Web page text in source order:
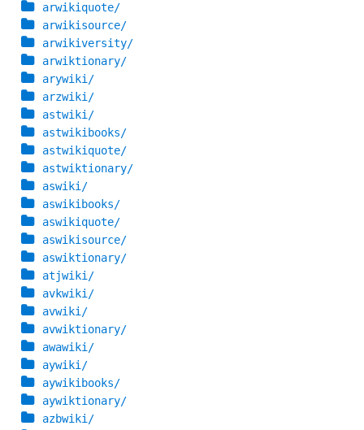
arwikiquote/
arwikisource/
arwikiversity/
arwiktionary/
arywiki/
arzwiki/
astwiki/
astwikibooks/
astwikiquote/
astwiktionary/
aswiki/
aswikibooks/
aswikiquote/
aswikisource/
aswiktionary/
atjwiki/
avkwiki/
avwiki/
avwiktionary/
awawiki/
aywiki/
aywikibooks/
aywiktionary/
azbwiki/